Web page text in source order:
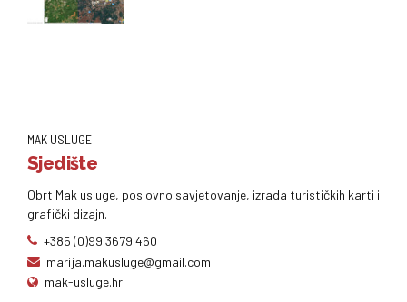
MAK USLUGE
Sjedište
Obrt Mak usluge, poslovno savjetovanje, izrada turističkih karti i
grafički dizajn.
+385 (0)99 3679 460
marija.makusluge@gmail.com
mak-usluge.hr